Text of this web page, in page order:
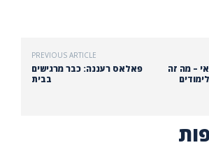
PREVIOUS ARTICLE
פאלאס רעננה: כבר מרגישים
בבית
– מה זה